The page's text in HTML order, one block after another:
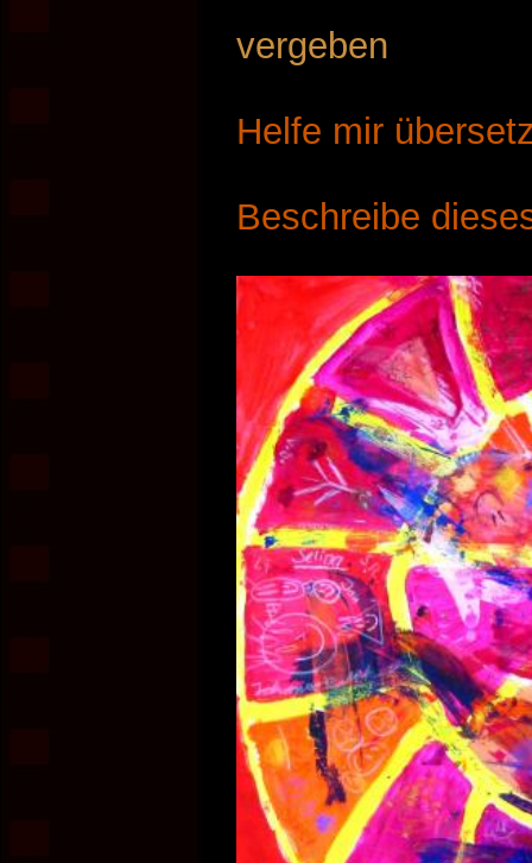
vergeben
Helfe mir
Beschreibe